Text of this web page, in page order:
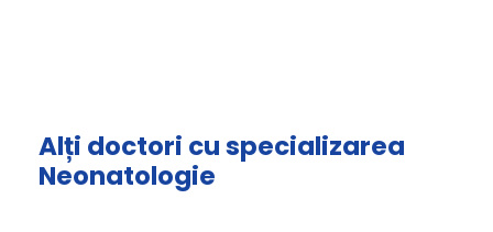
Alți doctori cu specializarea
Neonatologie